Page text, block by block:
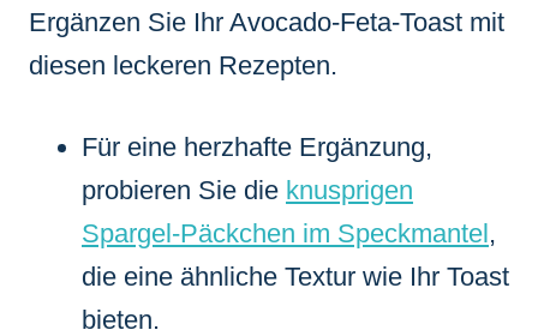
Ergänzen Sie Ihr Avocado-Feta-Toast mit
diesen leckeren Rezepten.
Für eine herzhafte Ergänzung,
probieren Sie die knusprigen
Spargel-Päckchen im Speckmantel,
die eine ähnliche Textur wie Ihr Toast
bieten.